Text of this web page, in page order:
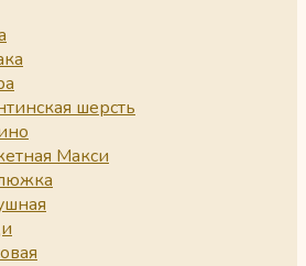
шерсть
Макси